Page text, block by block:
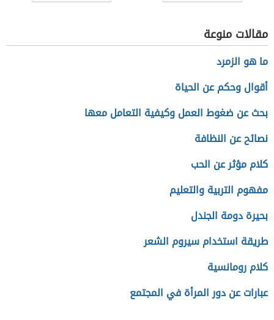
مقالات منوعة
ما هو الزمرد
أقوال وحكم عن الحياة
بحث عن ضغوط العمل وكيفية التعامل معها
نصائح عن النظافة
كلام مؤثر عن الحب
مفهوم التربية والتعليم
بحيرة دومة الجندل
طريقة استخدام سيروم الشعر
كلام رومانسية
عبارات عن دور المرأة في المجتمع